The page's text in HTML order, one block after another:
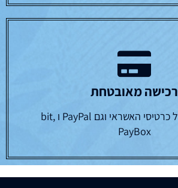
רכישה מאובטחת
עובדים עם כל כרטיסי האשראי וגם PayPal ו bit,
PayBox